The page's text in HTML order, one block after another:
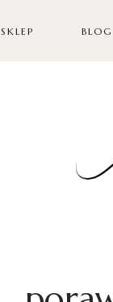
SKLEP BLOG